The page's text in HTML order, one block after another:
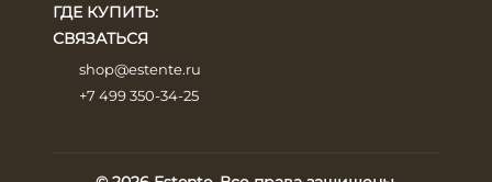
ГДЕ КУПИТЬ:
СВЯЗАТЬСЯ
shop@estente.ru
+7 499 350-34-25